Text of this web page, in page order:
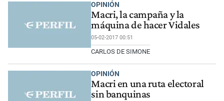
OPINIÓN
Macri, la campaña y la
máquina de hacer Vidales
05-02-2017 00:51
CARLOS DE SIMONE
OPINIÓN
Macri en una ruta electoral
sin banquinas